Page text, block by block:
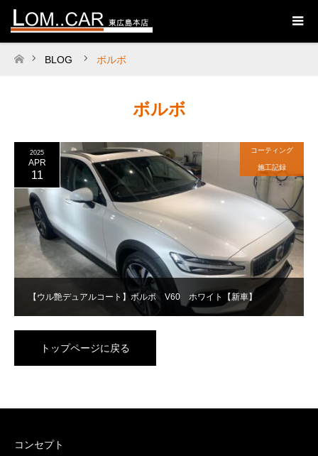
ホーム
BLOG ボルボ
ボルボ
【ウル艶デュアルコート】ボルボ V60 ホワイト【新車】
2025
APR
11
コーティング
施工記録
トップページに戻る
コンセプト